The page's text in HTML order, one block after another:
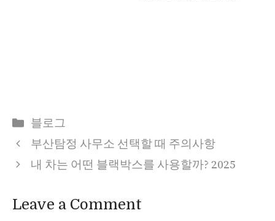
Categories
블로그
부산탐정 사무소 선택할 때 주의사항
내 차는 어떤 블랙박스를 사용할까? 2025
Leave a Comment